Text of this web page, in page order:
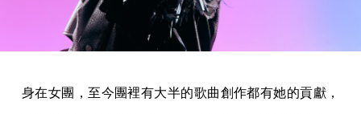
身在女團，至今團裡有大半的歌曲創作都有她的貢獻，